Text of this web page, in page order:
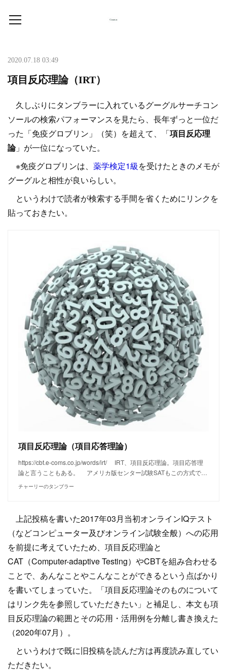
2020.07.18 03:49
項目反応理論（IRT）
久しぶりにタンブラーに入れているグーグルサーチコン
ソールの検索パフォーマンスを見たら、長年ずっと一位だ
った「免疫グロブリン」（笑）を超えて、「項目反応理
論」が一位になっていた。
※免疫グロブリンは、 薬学検定1級を受けたときのメモが
グーグルと相性が良いらしい。
というわけで読者が検索する手間を省くためにリンクを
貼っておきたい。
項目反応理論（項目応答理論）
https://cbt.e-coms.co.jp/words/irt/ IRT、項目反応理論。項目応答理
論と言うこともある。 アメリカ版センター試験SATもこの方式で…
チャーリーのタンブラー
上記投稿を書いた2017年03月当初オンラインIQテスト
（などコンピューター及びオンライン試験全般）への応用
を前提に考えていたため、項目反応理論と
CAT（Computer-adaptive Testing）やCBTを組み合わせる
ことで、あんなことやこんなことができるという点ばかり
を書いてしまっていた。「項目反応理論そのものについて
はリンク先を参照していただきたい」と補足し、本文も項
目反応理論の範囲とその応用・活用例を分離し書き換えた
（2020年07月）。
というわけで既に旧投稿を読んだ方は再度読み直してい
ただきたい。